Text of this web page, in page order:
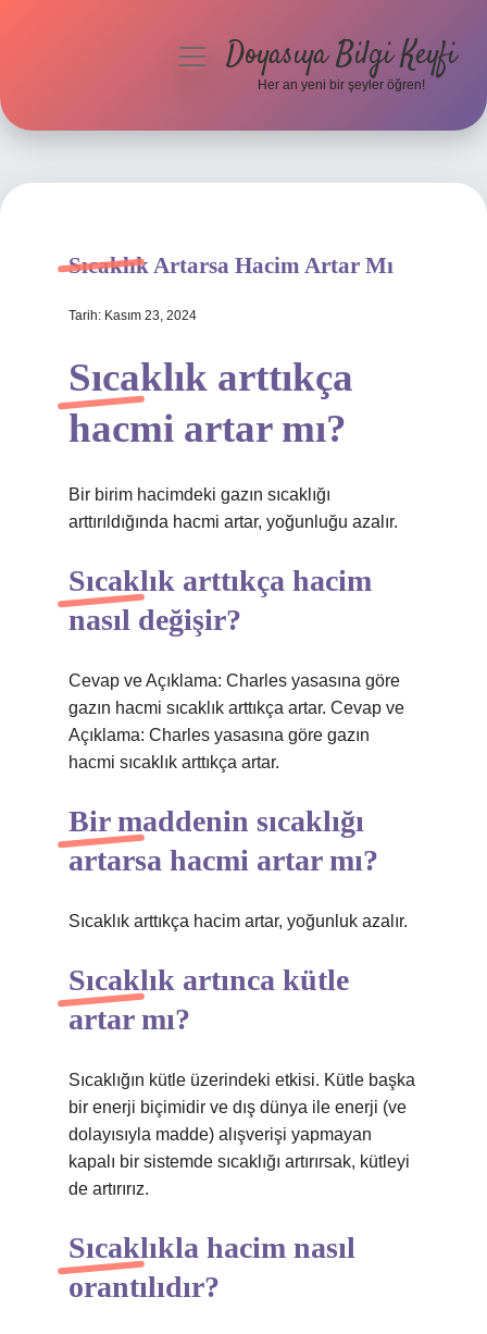
Hakkımızda
menüyüDoyasıya Bilgi Keyfi
Her an yeni bir şeyler öğren!
Sıcaklık Artarsa Hacim Artar Mı
Tarih: Kasım 23, 2024
Sıcaklık arttıkça
hacmi artar mı?
Bir birim hacimdeki gazın sıcaklığı
arttırıldığında hacmi artar, yoğunluğu azalır.
Sıcaklık arttıkça hacim
nasıl değişir?
Cevap ve Açıklama: Charles yasasına göre
gazın hacmi sıcaklık arttıkça artar. Cevap ve
Açıklama: Charles yasasına göre gazın
hacmi sıcaklık arttıkça artar.
Bir maddenin sıcaklığı
artarsa hacmi artar mı?
Sıcaklık arttıkça hacim artar, yoğunluk azalır.
Sıcaklık artınca kütle
artar mı?
Sıcaklığın kütle üzerindeki etkisi. Kütle başka
bir enerji biçimidir ve dış dünya ile enerji (ve
dolayısıyla madde) alışverişi yapmayan
kapalı bir sistemde sıcaklığı artırırsak, kütleyi
de artırırız.
Sıcaklıkla hacim nasıl
orantılıdır?